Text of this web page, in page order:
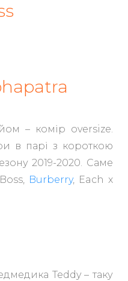
– комір oversize.
в парі з короткою
2019-2020. Саме
Burberry, Each x
Teddy – таку